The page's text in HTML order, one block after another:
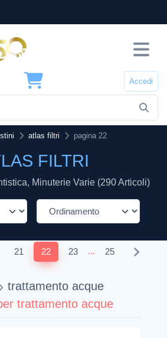
Accedi
atlas filtri pagina 22
FILTRI
Minuterie Varie (290 Articoli)
21 22 23 ... 25
trattamento acque
trattamento acque